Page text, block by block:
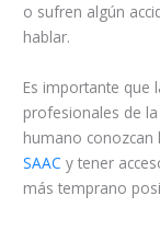
o sufren algún
hablar.
Es importante que
profesionales de
humano
SAAC y tener
más temprano